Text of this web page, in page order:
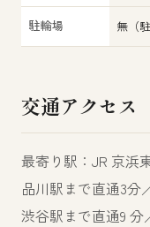
駐輪場 無（
交通アクセス
最寄り駅：JR 京浜
品川駅まで直通3分
渋谷駅まで直通9 分